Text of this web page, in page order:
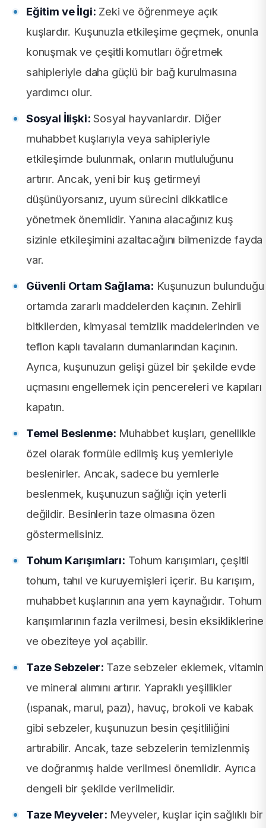
Eğitim ve İlgi: Zeki ve öğrenmeye açık
kuşlardır. Kuşunuzla etkileşime geçmek, onunla
konuşmak ve çeşitli komutları öğretmek
sahipleriyle daha güçlü bir bağ kurulmasına
yardımcı olur.
Sosyal İlişki: Sosyal hayvanlardır. Diğer
muhabbet kuşlarıyla veya sahipleriyle
etkileşimde bulunmak, onların mutluluğunu
artırır. Ancak, yeni bir kuş getirmeyi
düşünüyorsanız, uyum sürecini dikkatlice
yönetmek önemlidir. Yanına alacağınız kuş
sizinle etkileşimini azaltacağını bilmenizde fayda
var.
Güvenli Ortam Sağlama: Kuşunuzun bulunduğu
ortamda zararlı maddelerden kaçının. Zehirli
bitkilerden, kimyasal temizlik maddelerinden ve
teflon kaplı tavaların dumanlarından kaçının.
Ayrıca, kuşunuzun gelişi güzel bir şekilde evde
uçmasını engellemek için pencereleri ve kapıları
kapatın.
Temel Beslenme: Muhabbet kuşları, genellikle
özel olarak formüle edilmiş kuş yemleriyle
beslenirler. Ancak, sadece bu yemlerle
beslenmek, kuşunuzun sağlığı için yeterli
değildir. Besinlerin taze olmasına özen
göstermelisiniz.
Tohum Karışımları: Tohum karışımları, çeşitli
tohum, tahıl ve kuruyemişleri içerir. Bu karışım,
muhabbet kuşlarının ana yem kaynağıdır. Tohum
karışımlarının fazla verilmesi, besin eksikliklerine
ve obeziteye yol açabilir.
Taze Sebzeler: Taze sebzeler eklemek, vitamin
ve mineral alımını artırır. Yapraklı yeşillikler
(ıspanak, marul, pazı), havuç, brokoli ve kabak
gibi sebzeler, kuşunuzun besin çeşitliliğini
artırabilir. Ancak, taze sebzelerin temizlenmiş
ve doğranmış halde verilmesi önemlidir. Ayrıca
dengeli bir şekilde verilmelidir.
Taze Meyveler: Meyveler, kuşlar için sağlıklı bir